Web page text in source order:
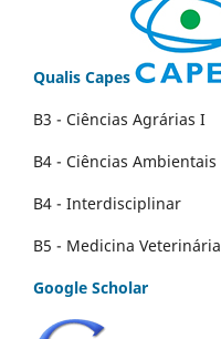
Qualis Capes
B3 - Ciências Agrárias I
B4 - Ciências Ambientais
B4 - Interdisciplinar
B5 - Medicina Veterinária
Google Scholar